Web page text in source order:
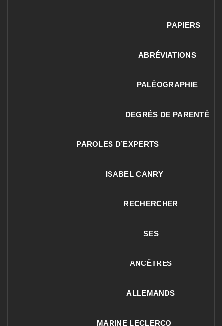
PAPIERS
ABRÉVIATIONS
PALÉOGRAPHIE
DEGRÉS DE PARENTÉ
PAROLES D’EXPERTS
ISABEL CANRY
RECHERCHER
SES
ANCÊTRES
ALLEMANDS
MARINE LECLERCQ